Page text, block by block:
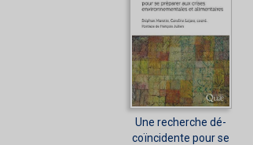
Une recherche dé-
coïncidente pour se